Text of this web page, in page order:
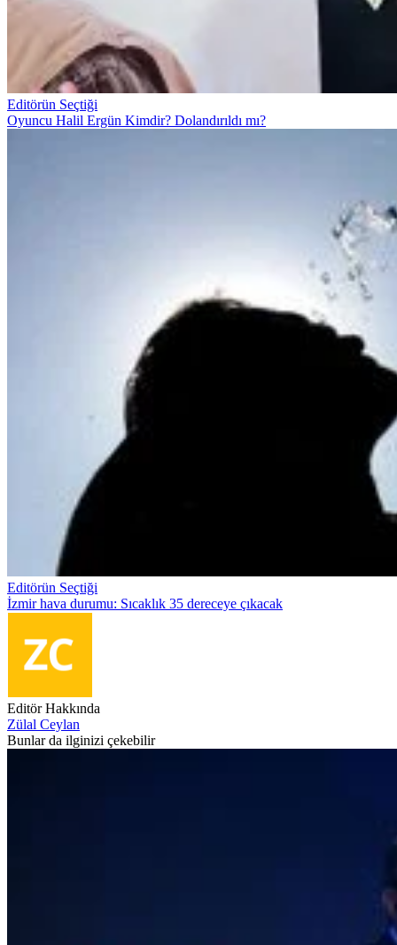
Editörün Seçtiği
Oyuncu Halil Ergün Kimdir? Dolandırıldı mı?
Editörün Seçtiği
İzmir hava durumu: Sıcaklık 35 dereceye çıkacak
Editör Hakkında
Zülal Ceylan
Bunlar da ilginizi çekebilir